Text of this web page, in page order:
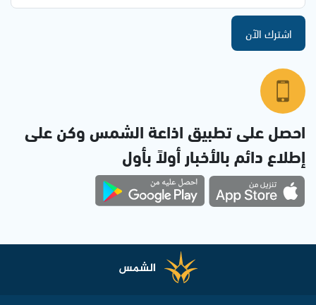
اشترك الآن
احصل على تطبيق اذاعة الشمس وكن على
إطلاع دائم بالأخبار أولاً بأول